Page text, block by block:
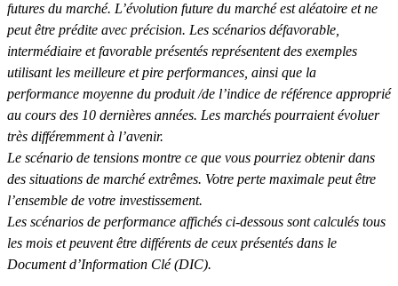
futures du marché. L’évolution future du marché est aléatoire et ne
peut être prédite avec précision. Les scénarios défavorable,
intermédiaire et favorable présentés représentent des exemples
utilisant les meilleure et pire performances, ainsi que la
performance moyenne du produit /de l’indice de référence approprié
au cours des 10 dernières années. Les marchés pourraient évoluer
très différemment à l’avenir.
Le scénario de tensions montre ce que vous pourriez obtenir dans
des situations de marché extrêmes. Votre perte maximale peut être
l’ensemble de votre investissement.
Les scénarios de performance affichés ci-dessous sont calculés tous
les mois et peuvent être différents de ceux présentés dans le
Document d’Information Clé (DIC).